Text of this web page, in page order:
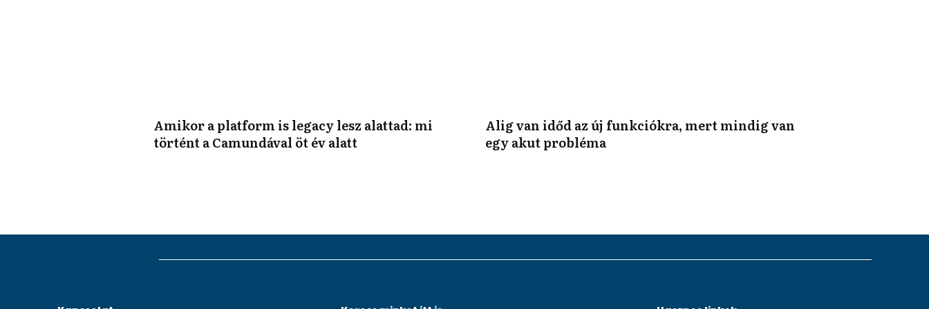
Amikor a platform is legacy lesz alattad: mi
történt a Camundával öt év alatt
Alig van időd az új funkciókra, mert mindig van
egy akut probléma